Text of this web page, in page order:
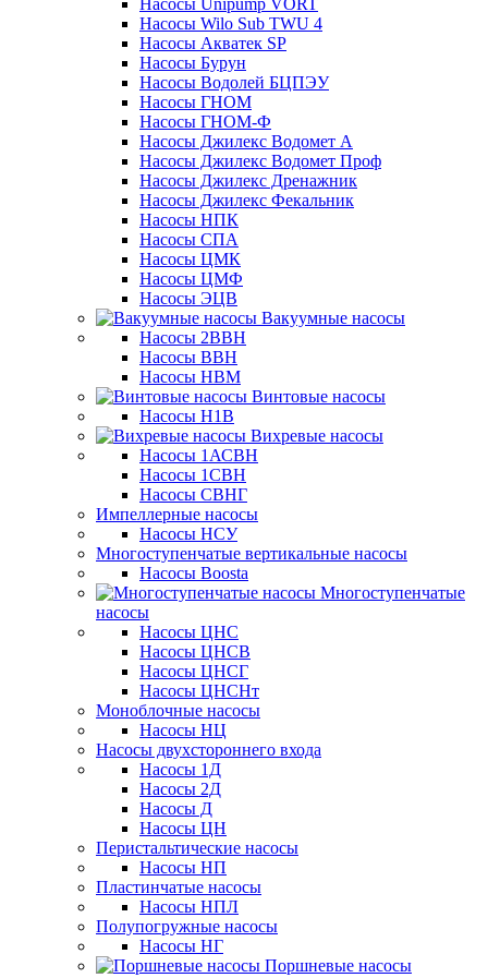
Насосы Unipump VORT
Насосы Wilo Sub TWU 4
Насосы Акватек SP
Насосы Бурун
Насосы Водолей БЦПЭУ
Насосы ГНОМ
Насосы ГНОМ-Ф
Насосы Джилекс Водомет А
Насосы Джилекс Водомет Проф
Насосы Джилекс Дренажник
Насосы Джилекс Фекальник
Насосы НПК
Насосы СПА
Насосы ЦМК
Насосы ЦМФ
Насосы ЭЦВ
Вакуумные насосы
Насосы 2ВВН
Насосы ВВН
Насосы НВМ
Винтовые насосы
Насосы Н1В
Вихревые насосы
Насосы 1АСВН
Насосы 1СВН
Насосы СВНГ
Импеллерные насосы
Насосы НСУ
Многоступенчатые вертикальные насосы
Насосы Boosta
Многоступенчатые
насосы
Насосы ЦНС
Насосы ЦНСВ
Насосы ЦНСГ
Насосы ЦНСНт
Моноблочные насосы
Насосы НЦ
Насосы двухстороннего входа
Насосы 1Д
Насосы 2Д
Насосы Д
Насосы ЦН
Перистальтические насосы
Насосы НП
Пластинчатые насосы
Насосы НПЛ
Полупогружные насосы
Насосы НГ
Поршневые насосы